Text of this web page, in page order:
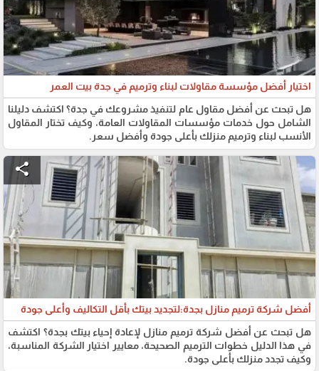
اختيار أفضل مؤسسة مقاولات لبناء وترميم في جدة بيت العمر
هل تبحث عن أفضل مقاول عام لتنفيذ مشروعك في جدة؟ اكتشف دليلنا
الشامل حول خدمات مؤسسات المقاولات العامة، وكيف تختار المقاول
الأنسب لبناء وترميم منزلك بأعلى جودة وأفضل سعر.
share
أفضل شركة ترميم منازل بجدة:لتجديد بيتك بأقل التكاليف وأعلى جودة
هل تبحث عن أفضل شركة ترميم منازل لإعادة إحياء بيتك بجدة؟ اكتشف
في هذا الدليل خطوات الترميم الصحيحة، معايير اختيار الشركة المناسبة،
وكيف تجدد منزلك بأعلى جودة.